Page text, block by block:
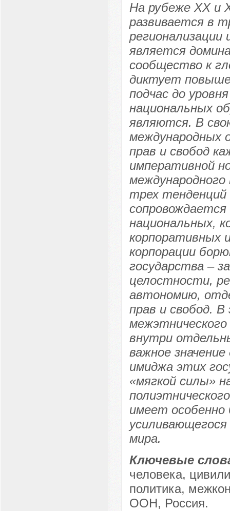
На рубеже ХХ и
развивается в
регионализации
является
сообщество к
диктует
подчас до
национальных
являются. В
международных
прав и свобод
императивной
трех тенденций
национальных,
корпоративных
корпорации
государства –
целостности,
автономию,
прав и свобод. В
внутри
важное
имиджа этих
«мягкой силы»
имеет особенно
усиливающегося
мира.
Ключевые
человека,
политика,
ООН, Россия.